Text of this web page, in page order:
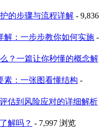
的步骤与流程详解 - 9,836
解：一步步教你如何实施 -
？一篇让你秒懂的概念解
素：一张图看懂结构 -
估到风险应对的详细解析
解吗？ - 7,997 浏览